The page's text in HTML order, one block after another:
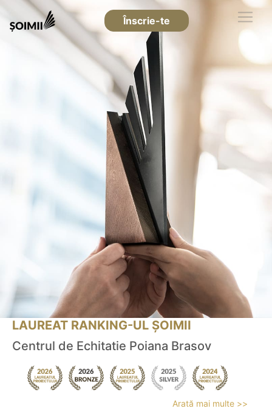
Înscrie-te
LAUREAT RANKING-UL ȘOIMII
Centrul de Echitatie Poiana Brasov
Arată mai multe >>